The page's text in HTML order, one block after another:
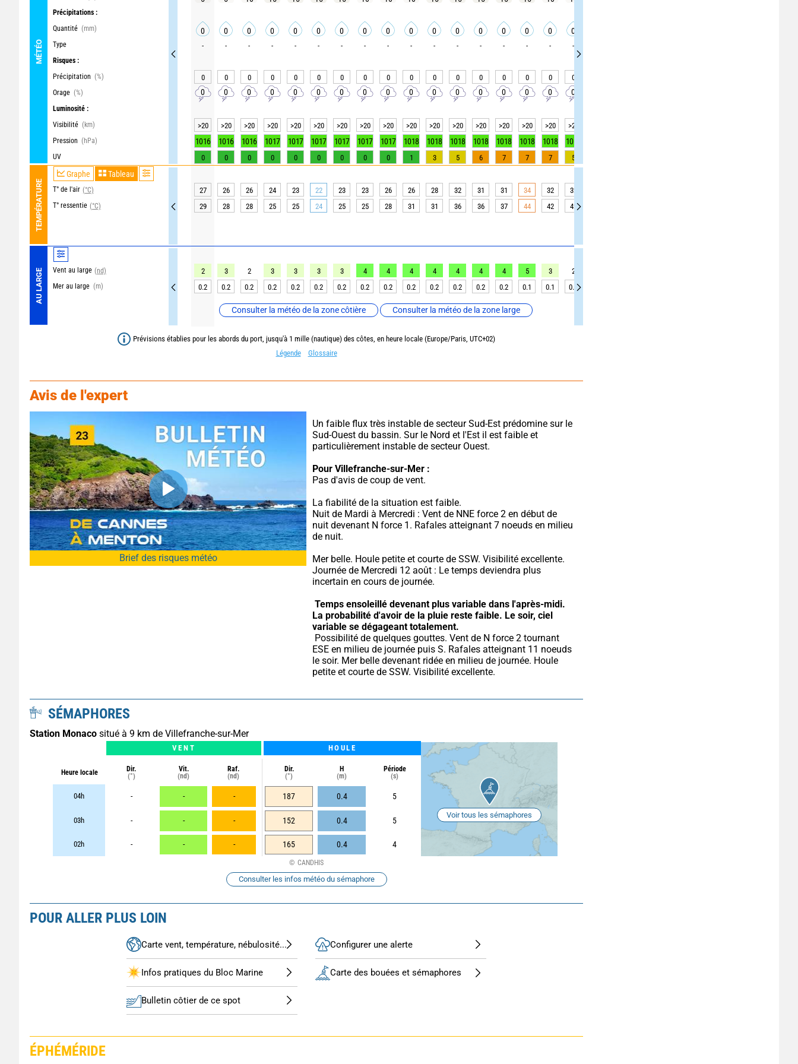
MÉTÉO
Précipitations :
Quantité (mm)
Type
Risques :
Précipitation (%)
Orage (%)
Luminosité :
Visibilité (km)
Pression (hPa)
UV
TEMPÉRATURE
Graphe Tableau
T° de l'air (°C)
T° ressentie (°C)
AU LARGE Vent au large (nd)
Mer au large (m)
Consulter la météo de la zone côtière Consulter la météo de la zone large
0 0 0 0 0 0 0 0 0 0 0 0 0 0 0 0 0
- - - - - - - - - - - - - - - - -
0 0 0 0 0 0 0 0 0 0 0 0 0 0 0 0 0
0 0 0 0 0 0 0 0 0 0 0 0 0 0 0 0 0
>20 >20 >20 >20 >20 >20 >20 >20 >20 >20 >20 >20 >20 >20 >20 >20 >20
1016 1016 1016 1017 1017 1017 1017 1017 1017 1018 1018 1018 1018 1018 1018 1018 1018
0 0 0 0 0 0 0 0 0 1 3 5 6 7 7 7 5
27 26 26 24 23 22 23 23 26 26 28 32 31 31 34 32 32
29
28 28 25 25 24 25 25 28 31 31 36 36 37 44 42 42
2 3 2 3 3 3 3 4 4 4 4 4 4 4 5 3 2
0.2
0.2 0.2 0.2 0.2 0.2 0.2 0.2 0.2 0.2 0.2 0.2 0.2 0.2 0.1 0.1 0.1
Prévisions établies pour les abords du port, jusqu'à 1 mille (nautique) des côtes, en heure locale (Europe/Paris, UTC+02)
Légende
Glossaire
Avis de l'expert
Brief des risques météo
Un faible flux très instable de secteur Sud-Est prédomine sur le
Sud-Ouest du bassin. Sur le Nord et l'Est il est faible et
particulièrement instable de secteur Ouest.
Pour Villefranche-sur-Mer :
Pas d'avis de coup de vent.
La fiabilité de la situation est faible.
Nuit de Mardi à Mercredi : Vent de NNE force 2 en début de
nuit devenant N force 1. Rafales atteignant 7 noeuds en milieu
de nuit.
Mer belle. Houle petite et courte de SSW. Visibilité excellente.
Journée de Mercredi 12 août : Le temps deviendra plus
incertain en cours de journée.
Temps ensoleillé devenant plus variable dans l'après-midi.
La probabilité d'avoir de la pluie reste faible. Le soir, ciel
variable se dégageant totalement.
ESE en milieu de journée puis S. Rafales atteignant 11 noeuds
le soir. Mer belle devenant ridée en milieu de journée. Houle
petite et courte de SSW. Visibilité excellente.
SÉMAPHORES
Station Monaco situé à 9 km de Villefranche-sur-Mer
VENT HOULE
Heure locale
Dir.
(°)
Vit.
(nd)
Raf.
(nd)
Dir.
(°)
H
(m)
Période
(s)
04h - - - 187 0.4 5
03h - - - 152 0.4 5
02h - - - 165 0.4 4
Voir tous les sémaphores
CANDHIS
Consulter les infos météo du sémaphore
POUR ALLER PLUS LOIN
Carte vent, température, nébulosité...
Infos pratiques du Bloc Marine
Bulletin côtier de ce spot
Configurer une alerte
Carte des bouées et sémaphores
ÉPHÉMÉRIDE